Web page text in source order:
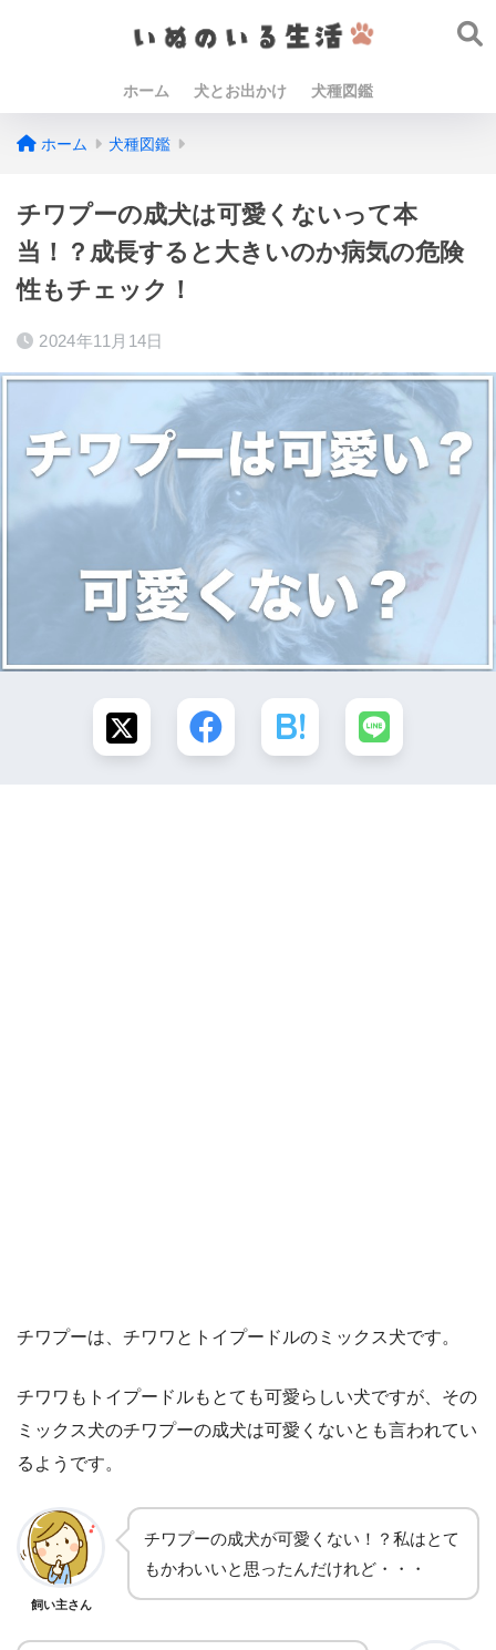
ホーム 犬とお出かけ 犬種図鑑
ホーム 犬種図鑑
チワプーの成犬は可愛くないって本
当！？成長すると大きいのか病気の危険
性もチェック！
2024年11月14日
チワプーは、チワワとトイプードルのミックス犬です。
チワワもトイプードルもとても可愛らしい犬ですが、その
ミックス犬のチワプーの成犬は可愛くないとも言われてい
るようです。
飼い主さん
チワプーの成犬が可愛くない！？私はとて
もかわいいと思ったんだけれど・・・